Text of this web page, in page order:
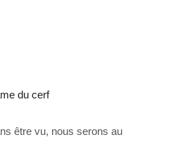
du cerf
être vu, nous serons au